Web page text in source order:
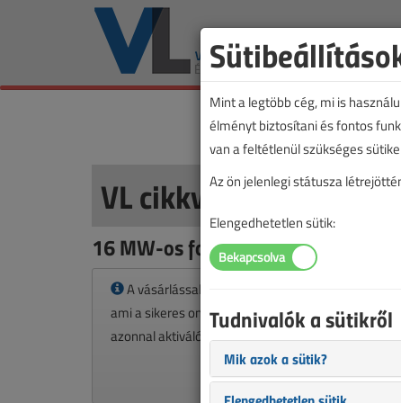
VL cikkvásárlás
16 MW-os fotovillamos erőmű a
A vásárlással korlátlan hozzáférést kap a cikkhez,
ami a sikeres online elektronikus fizetést követően
azonnal aktiválódik. A hozzáférése nem évül el.
Mint a legtöbb cég, mi is
élményt biztosítani és fontos
van a feltétlenül szükséges
Az ön jelenlegi státusza
Elengedhetetlen sütik:
Tudnivalók a sütikről
Mik azok a sütik?